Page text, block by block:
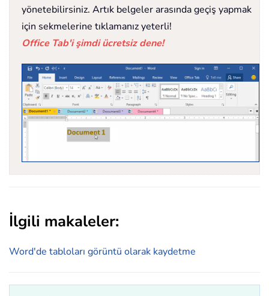
yönetebilirsiniz. Artık belgeler arasında geçiş yapmak
için sekmelerine tıklamanız yeterli!
Office Tab'i şimdi ücretsiz dene!
İlgili makaleler:
Word'de tabloları görüntü olarak kaydetme